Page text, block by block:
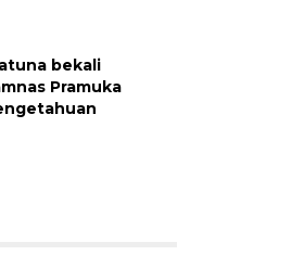
bekali
Pramuka